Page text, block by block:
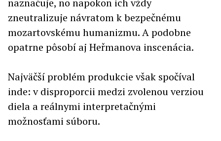
naznačuje, no napokon ich vždy
zneutralizuje návratom k bezpečnému
mozartovskému humanizmu. A podobne
opatrne pôsobí aj Heřmanova inscenácia.
Najväčší problém produkcie však spočíval
inde: v disproporcii medzi zvolenou verziou
diela a reálnymi interpretačnými
možnosťami súboru.